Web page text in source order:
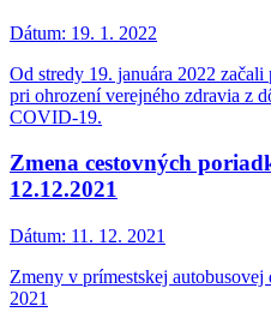
Dátum: 19. 1. 2022
Od stredy 19. januára 2022
pri ohrození verejného zdravia z
COVID-19.
Zmena cestovných
12.12.2021
Dátum: 11. 12. 2021
Zmeny v prímestskej
2021